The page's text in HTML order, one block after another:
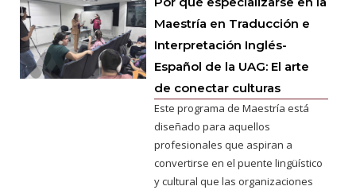
Maestría en Traducción e
Interpretación Inglés-
Español de la UAG: El arte
de conectar culturas
Este programa de Maestría está
diseñado para aquellos
profesionales que aspiran a
convertirse en el puente lingüístico
y cultural que las organizaciones